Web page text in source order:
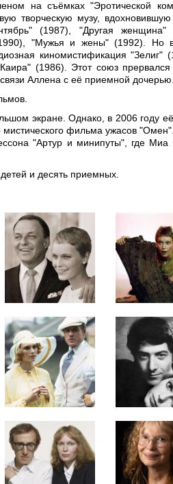
на съёмках "Эротической
творческую музу,
(1987), "Другая женщина"
"Мужья и жены" (1992). Но
киномистификация "Зелиг"
(1986). Этот союз
Аллена с её приемной дочерью.
экране. Однако, в 2006 году
фильма ужасов
"Артур и минипуты", где Миа
и десять приемных.